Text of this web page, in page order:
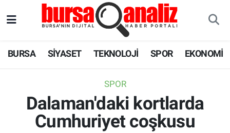
BURSA SİYASET TEKNOLOJİ SPOR EKONOMİ
SPOR
Dalaman'daki kortlarda
Cumhuriyet coşkusu
SPOR
Süper Lig Puan Durumu ve Fikstür